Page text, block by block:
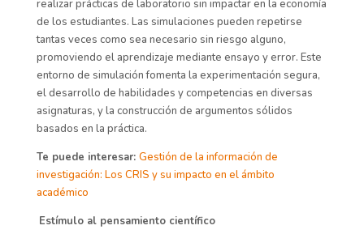
realizar prácticas de laboratorio sin impactar en la economía
de los estudiantes. Las simulaciones pueden repetirse
tantas veces como sea necesario sin riesgo alguno,
promoviendo el aprendizaje mediante ensayo y error. Este
entorno de simulación fomenta la experimentación segura,
el desarrollo de habilidades y competencias en diversas
asignaturas, y la construcción de argumentos sólidos
basados en la práctica.
Te puede interesar: Gestión de la información de
investigación: Los CRIS y su impacto en el ámbito
académico
Estímulo al pensamiento científico